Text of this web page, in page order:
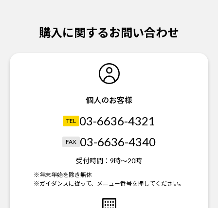
購入に関するお問い合わせ
個人のお客様
TEL 03-6636-4321
FAX 03-6636-4340
受付時間： 9時～20時
※年末年始を除き無休
※ガイダンスに従って、メニュー番号を押してください。